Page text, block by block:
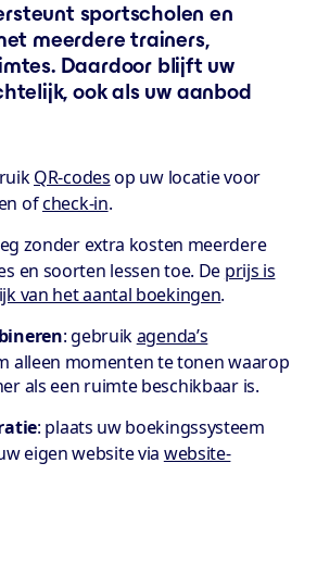
sportscholen en
meerdere trainers,
Daardoor blijft uw
ook als uw aanbod
QR-codesop uw locatie voor
ofcheck-in.
zonder extra kosten meerdere
en soorten lessen toe. De prijs is
van het aantal boekingen.
: gebruikagenda’s
alleen momenten te tonen waarop
als een ruimte beschikbaar is.
: plaats uw boekingssysteem
eigen website via website-